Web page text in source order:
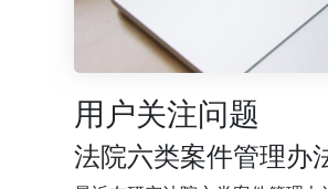
用户关注问题
法院六类案件管理办